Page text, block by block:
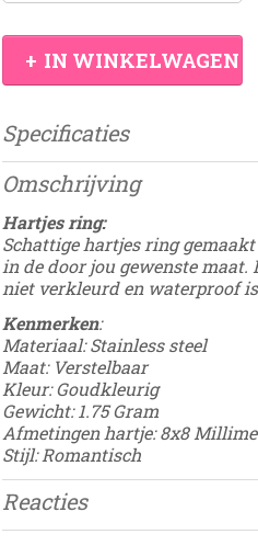
IN WINKELWAGEN
Specificaties
Productcode
EAN code
Omschrijving
Hartjes ring:
Schattige hartjes ring
in de door jou gewenste
niet verkleurd en waterproof
Kenmerken:
Materiaal: Stainless steel
Maat: Verstelbaar
Kleur: Goudkleurig
Gewicht: 1.75 Gram
Afmetingen hartje: 8x8
Stijl: Romantisch
Reacties